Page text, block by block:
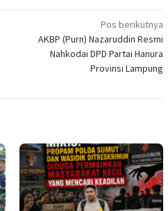
Pos berikutnya
AKBP (Purn) Nazaruddin Resmi
Nahkodai DPD Partai Hanura
Provinsi Lampung